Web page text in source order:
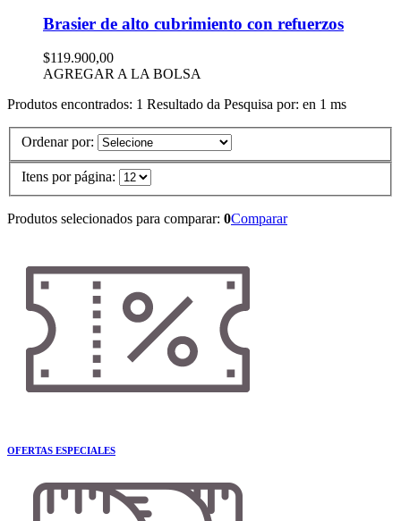
Brasier de alto cubrimiento con refuerzos
$119.900,00
AGREGAR A LA BOLSA
Produtos encontrados: 1 Resultado da Pesquisa por: en 1 ms
Ordenar por:
Itens por página:
Produtos selecionados para comparar: 0Comparar
OFERTAS ESPECIALES